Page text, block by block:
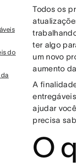
do
Todos os
ter algo
um novo
aumento
A
ajudar
precisa
O